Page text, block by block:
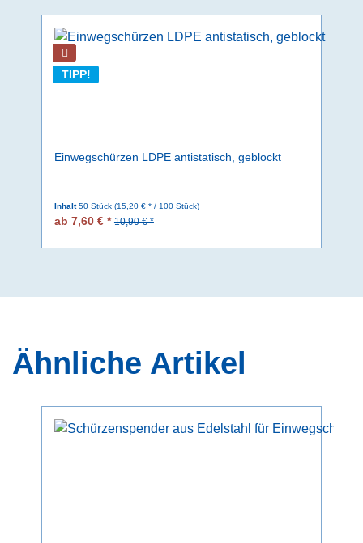
TIPP!
Einwegschürzen LDPE antistatisch, geblockt
Inhalt50 Stück (15,20 € * / 100 Stück)
ab 7,60 € * 10,90 € *
Ähnliche Artikel